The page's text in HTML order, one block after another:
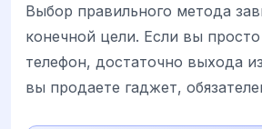
Выбор правильного метода
конечной цели. Если вы
телефон, достаточно выхода
вы продаете гаджет,